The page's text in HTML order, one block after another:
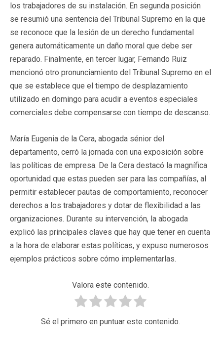
los trabajadores de su instalación. En segunda posición
se resumió una sentencia del Tribunal Supremo en la que
se reconoce que la lesión de un derecho fundamental
genera automáticamente un daño moral que debe ser
reparado. Finalmente, en tercer lugar, Fernando Ruiz
mencionó otro pronunciamiento del Tribunal Supremo en el
que se establece que el tiempo de desplazamiento
utilizado en domingo para acudir a eventos especiales
comerciales debe compensarse con tiempo de descanso.
María Eugenia de la Cera, abogada sénior del
departamento, cerró la jornada con una exposición sobre
las políticas de empresa. De la Cera destacó la magnífica
oportunidad que estas pueden ser para las compañías, al
permitir establecer pautas de comportamiento, reconocer
derechos a los trabajadores y dotar de flexibilidad a las
organizaciones. Durante su intervención, la abogada
explicó las principales claves que hay que tener en cuenta
a la hora de elaborar estas políticas, y expuso numerosos
ejemplos prácticos sobre cómo implementarlas.
Valora este contenido.
Sé el primero en puntuar este contenido.